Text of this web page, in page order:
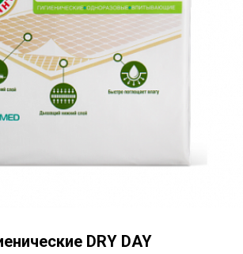
DRY DAY